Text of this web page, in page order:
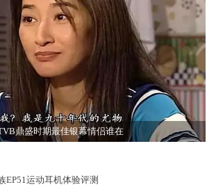
鼎盛时期最佳银幕情侣谁在
EP51运动耳机体验评测